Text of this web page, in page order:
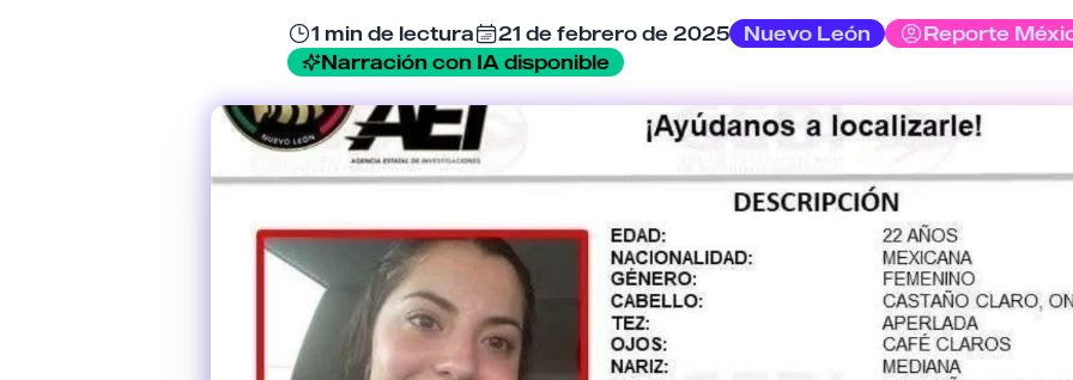
1 min de lectura 21 de febrero de 2025 Nuevo León
Reporte
Narración con IA disponible